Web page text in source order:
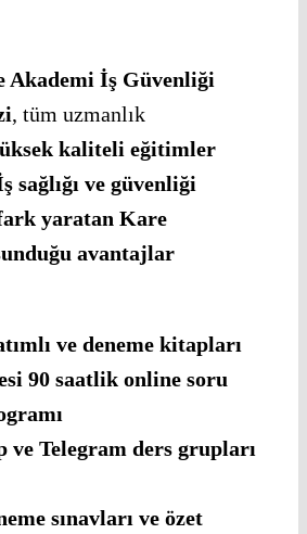
Akademi İş Güvenliği
, tüm uzmanlık
kaliteli eğitimler
sağlığı ve güvenliği
yaratan Kare
avantajlar
ve deneme kitapları
90 saatlik online soru
ve Telegram ders grupları
sınavları ve özet